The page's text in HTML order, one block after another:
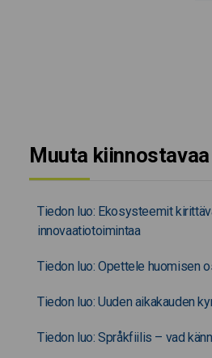
Muuta kiinnostavaa
Tiedon luo: Ekosysteemit
innovaatiotoimintaa
Tiedon luo: Opettele huomisen
Tiedon luo: Uuden aikakauden
Tiedon luo: Språkfiilis – vad